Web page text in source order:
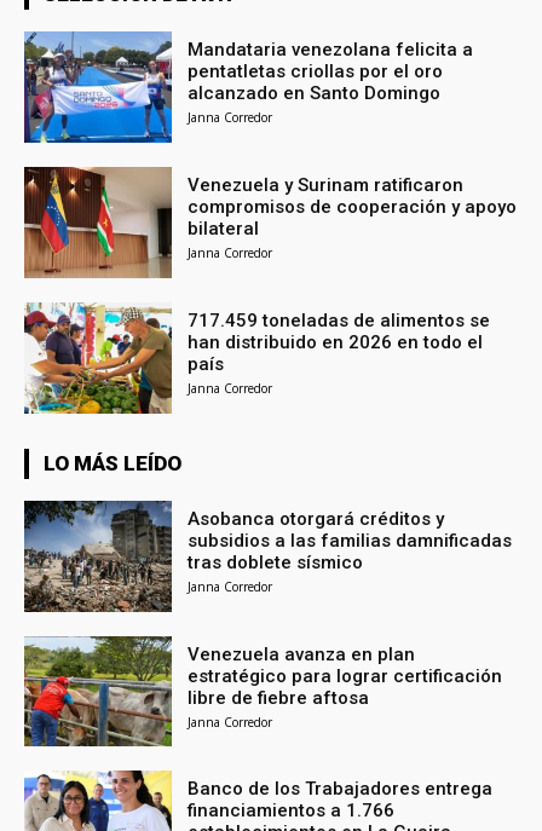
Mandataria venezolana felicita a
pentatletas criollas por el oro
alcanzado en Santo Domingo
Janna Corredor
Venezuela y Surinam ratificaron
compromisos de cooperación y apoyo
bilateral
Janna Corredor
717.459 toneladas de alimentos se
han distribuido en 2026 en todo el
país
Janna Corredor
LO MÁS LEÍDO
Asobanca otorgará créditos y
subsidios a las familias damnificadas
tras doblete sísmico
Janna Corredor
Venezuela avanza en plan
estratégico para lograr certificación
libre de fiebre aftosa
Janna Corredor
Banco de los Trabajadores entrega
financiamientos a 1.766